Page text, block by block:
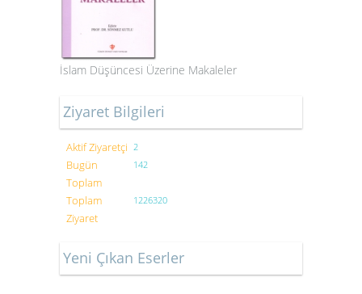
İslam Düşüncesi Üzerine Makaleler
Ziyaret Bilgileri
Aktif Ziyaretçi 2
Bugün
Toplam
142
Toplam
Ziyaret
1226320
Yeni Çıkan Eserler